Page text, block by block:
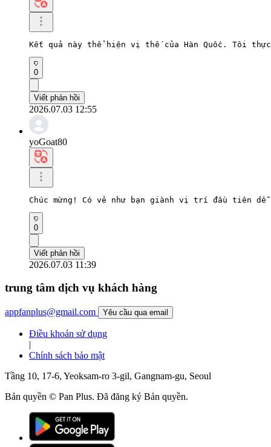
Kết quả này thể hiện vị thế của Hàn Quốc. Tôi
0
Viết phản hồi
2026.07.03 12:55
yoGoat80
Chúc mừng! Có vẻ như bạn giành vị trí đầu tiên
0
Viết phản hồi
2026.07.03 11:39
trung tâm dịch vụ khách hàng
appfanplus@gmail.com Yêu cầu qua email
Điều khoản sử dụng
|
Chính sách bảo mật
Tầng 10, 17-6, Yeoksam-ro 3-gil, Gangnam-gu, Seoul
Bản quyền © Pan Plus. Đã đăng ký Bản quyền.